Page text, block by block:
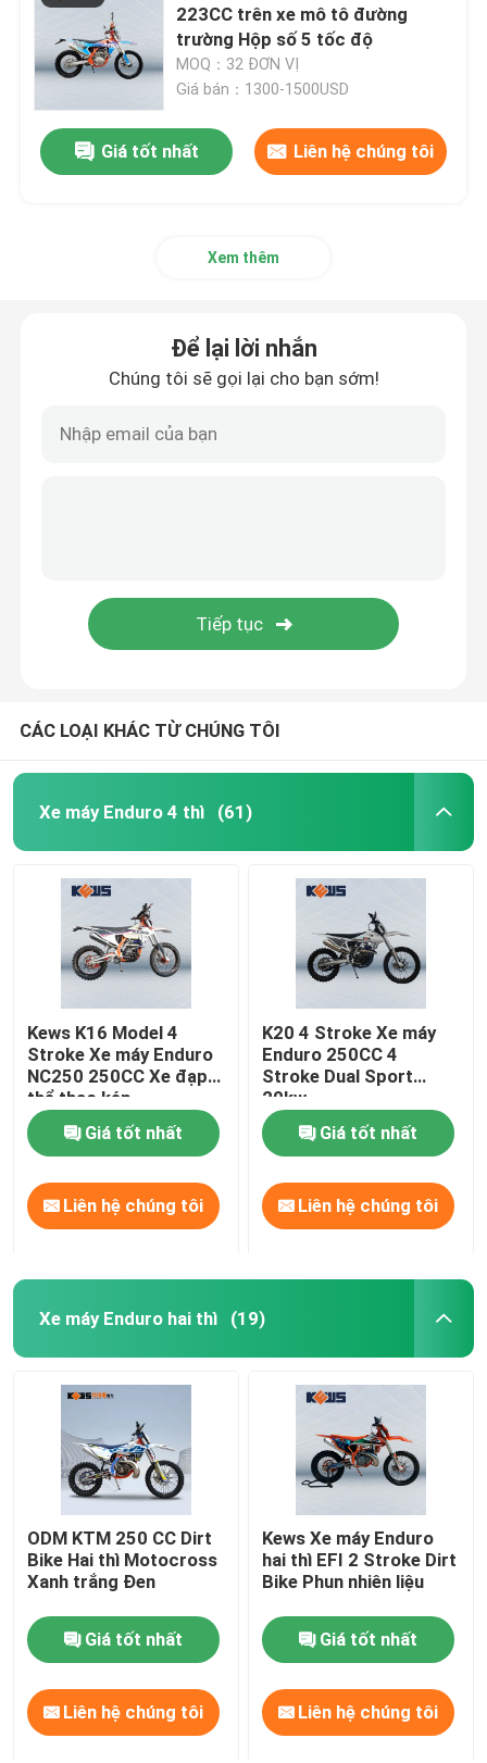
Xe đạp địa hình Enduro
Xe mô tô bốn thì
223CC trên xe mô tô đường
trường Hộp số 5 tốc độ
MOQ：32 ĐƠN VỊ
Giá bán：1300-1500USD
Giá tốt nhất Liên hệ chúng tôi
Xem thêm
Để lại lời nhắn
Chúng tôi sẽ gọi lại cho bạn sớm!
CÁC LOẠI KHÁC TỪ CHÚNG TÔI
Xe máy Enduro 4 thì (61)
Kews K16 Model 4
Stroke Xe máy Enduro
NC250 250CC Xe đạp
thể thao kép
Giá tốt nhất
Liên hệ chúng tôi
K20 4 Stroke Xe máy
Enduro 250CC 4
Stroke Dual Sport
20kw
Giá tốt nhất
Liên hệ chúng tôi
Xe máy Enduro hai thì (19)
ODM KTM 250 CC Dirt
Bike Hai thì Motocross
Xanh trắng Đen
Giá tốt nhất
Liên hệ chúng tôi
Kews Xe máy Enduro
hai thì EFI 2 Stroke Dirt
Bike Phun nhiên liệu
Giá tốt nhất
Liên hệ chúng tôi